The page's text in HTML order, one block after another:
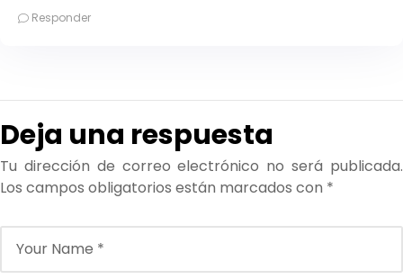
Responder
Deja una respuesta
Tu dirección de correo electrónico no será publicada.
Los campos obligatorios están marcados con *